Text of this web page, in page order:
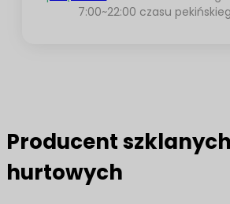
7:00~22:00 czasu
Producent
hurtowych